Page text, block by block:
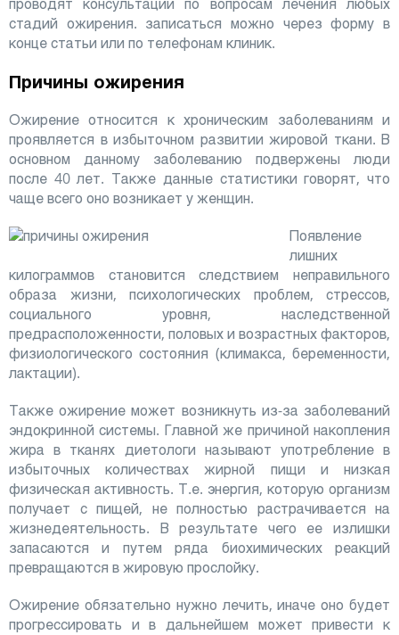
проводят консультации по вопросам лечения любых
стадий ожирения. записаться можно через форму в
конце статьи или по телефонам клиник.
Причины ожирения
Ожирение относится к хроническим заболеваниям и
проявляется в избыточном развитии жировой ткани. В
основном данному заболеванию подвержены люди
после 40 лет. Также данные статистики говорят, что
чаще всего оно возникает у женщин.
Появление
лишних
килограммов становится следствием неправильного
образа жизни, психологических проблем, стрессов,
социального уровня, наследственной
предрасположенности, половых и возрастных факторов,
физиологического состояния (климакса, беременности,
лактации).
Также ожирение может возникнуть из-за заболеваний
эндокринной системы. Главной же причиной накопления
жира в тканях диетологи называют употребление в
избыточных количествах жирной пищи и низкая
физическая активность. Т.е. энергия, которую организм
получает с пищей, не полностью растрачивается на
жизнедеятельность. В результате чего ее излишки
запасаются и путем ряда биохимических реакций
превращаются в жировую прослойку.
Ожирение обязательно нужно лечить, иначе оно будет
прогрессировать и в дальнейшем может привести к